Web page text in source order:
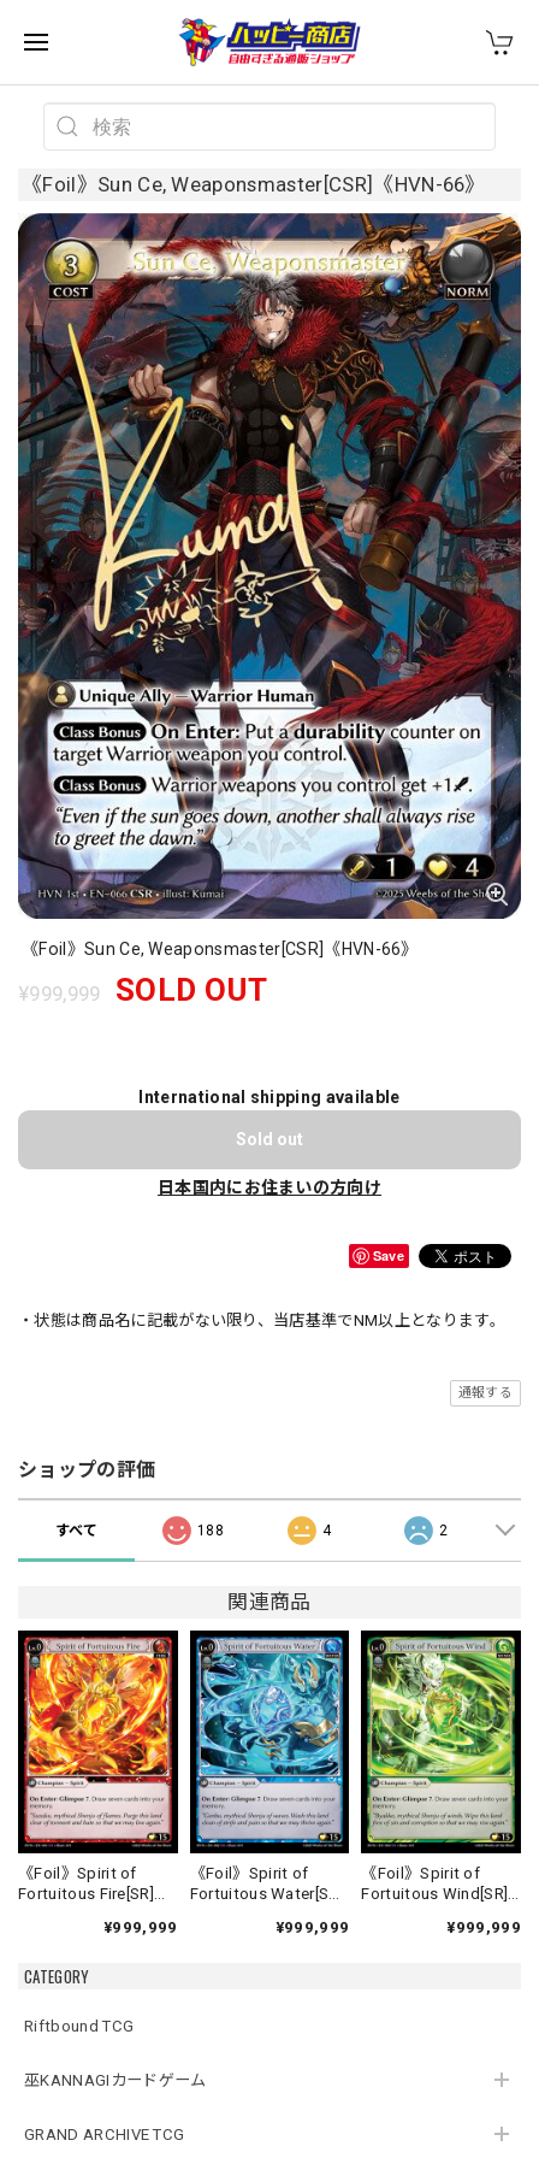
CATEGORY
Riftbound TCG
巫KANNAGIカードゲーム
GRAND ARCHIVE TCG
《Foil》Sun Ce, Weaponsmaster[CSR]《HVN-66》
《Foil》Sun Ce, Weaponsmaster[CSR]《HVN-66》
¥999,999 SOLD OUT
International shipping available
Sold out
日本国内にお住まいの方向け
Save
・状態は商品名に記載がない限り、当店基準でNM以上となります。
通報する
ショップの評価
すべて 188 4 2
関連商品
《Foil》Spirit of
Fortuitous Fire[SR]
¥999,999
《Foil》Spirit of
Fortuitous Water[SR]
¥999,999
《Foil》Spirit of
Fortuitous Wind[SR]
¥999,999